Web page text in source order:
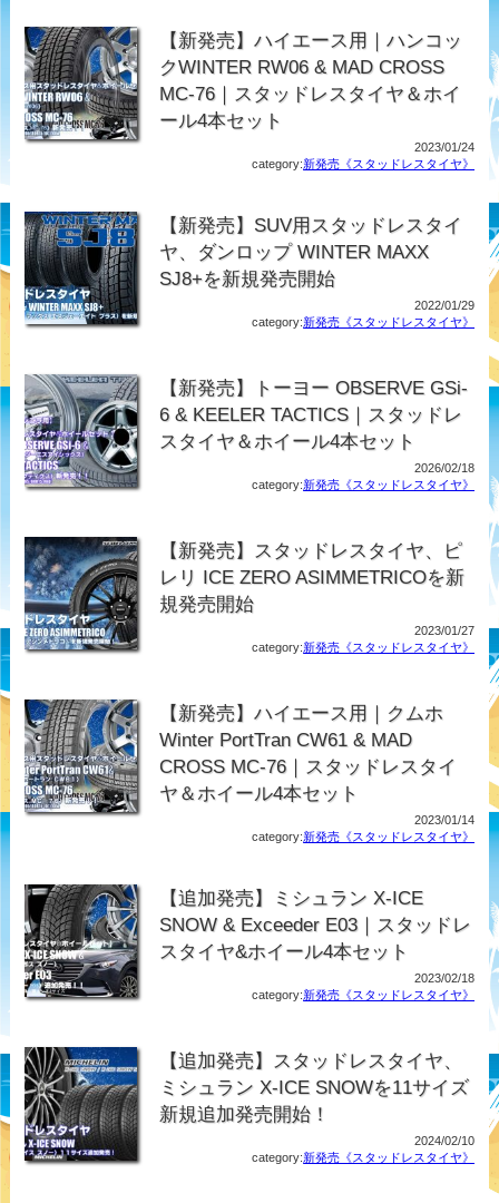
【新発売】ハイエース用｜ハンコッ
クWINTER RW06 & MAD CROSS
MC-76｜スタッドレスタイヤ＆ホイ
ール4本セット
2023/01/24
category:新発売《スタッドレスタイヤ》
【新発売】SUV用スタッドレスタイ
ヤ、ダンロップ WINTER MAXX
SJ8+を新規発売開始
2022/01/29
category:新発売《スタッドレスタイヤ》
【新発売】トーヨー OBSERVE GSi-
6 & KEELER TACTICS｜スタッドレ
スタイヤ＆ホイール4本セット
2026/02/18
category:新発売《スタッドレスタイヤ》
【新発売】スタッドレスタイヤ、ピ
レリ ICE ZERO ASIMMETRICOを新
規発売開始
2023/01/27
category:新発売《スタッドレスタイヤ》
【新発売】ハイエース用｜クムホ
Winter PortTran CW61 & MAD
CROSS MC-76｜スタッドレスタイ
ヤ＆ホイール4本セット
2023/01/14
category:新発売《スタッドレスタイヤ》
【追加発売】ミシュラン X-ICE
SNOW & Exceeder E03｜スタッドレ
スタイヤ&ホイール4本セット
2023/02/18
category:新発売《スタッドレスタイヤ》
【追加発売】スタッドレスタイヤ、
ミシュラン X-ICE SNOWを11サイズ
新規追加発売開始！
2024/02/10
category:新発売《スタッドレスタイヤ》